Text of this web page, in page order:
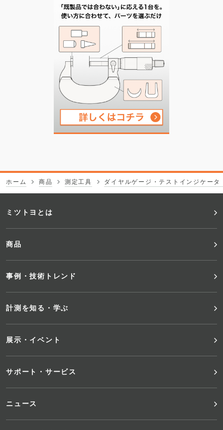
ホーム 商品 測定工具 ダイヤルゲージ・テストインジケー
フ
ッ
タ
ー
メ
ュ
ー
ミツトヨとは
商品
事例・技術トレンド
計測を知る・学ぶ
展示・イベント
サポート・サービス
ニュース